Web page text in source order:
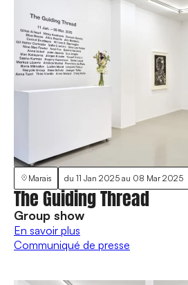
Marais du 11 Jan 2025 au 08 Mar 2025
The Guiding Thread
Group show
En savoir plus
Communiqué de presse